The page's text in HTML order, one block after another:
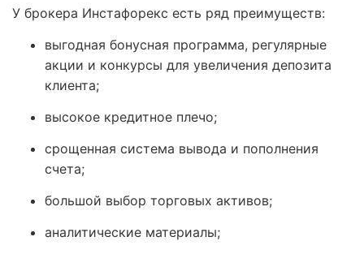
У брокера Инстафорекс есть ряд преимуществ:
выгодная бонусная программа, регулярные
акции и конкурсы для увеличения депозита
клиента;
высокое кредитное плечо;
срощенная система вывода и пополнения
счета;
большой выбор торговых активов;
аналитические материалы;